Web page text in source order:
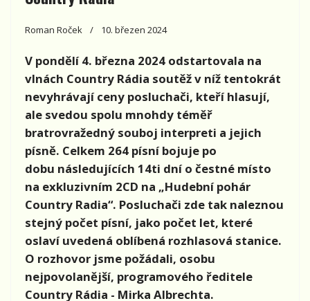
Roman Roček 10. březen 2024
V pondělí 4. března 2024 odstartovala na
vlnách Country Rádia soutěž v níž tentokrát
nevyhrávají ceny posluchači, kteří hlasují,
ale svedou spolu mnohdy téměř
bratrovražedný souboj interpreti a jejich
písně. Celkem 264 písní bojuje po
dobu následujících 14ti dní o čestné místo
na exkluzivním 2CD na „Hudební pohár
Country Radia“. Posluchači zde tak naleznou
stejný počet písní, jako počet let, které
oslaví uvedená oblíbená rozhlasová stanice.
O rozhovor jsme požádali, osobu
nejpovolanější, programového ředitele
Country Rádia - Mirka Albrechta.